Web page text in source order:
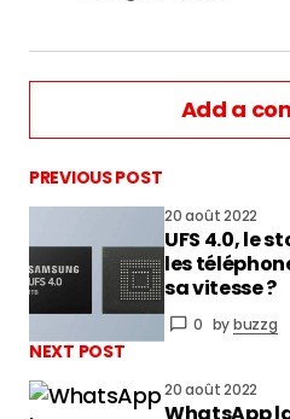
vous
UFS 4.0, le
sa vitesse ?
0 bybuzzg
WhatsApp
native pour
dépendant
COMMENTAIRES RÉCENTS